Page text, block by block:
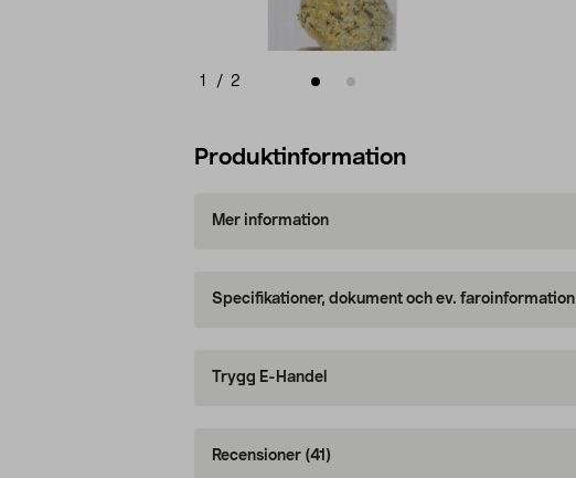
1 / 2
Produktinformation
Mer information
Specifikationer, dokument och ev. faroinformation
Trygg E-Handel
Recensioner (41)